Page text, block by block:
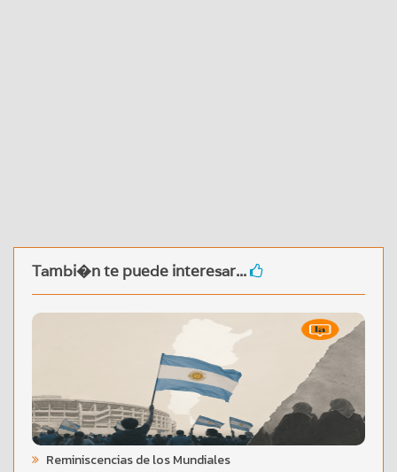
Tambi�n te puede interesar...
Reminiscencias de los Mundiales